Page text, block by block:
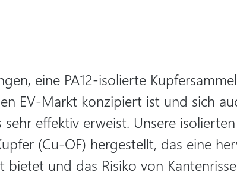
eine PA12-isolierte
EV-Markt konzipiert ist und sich
sehr effektiv erweist. Unsere
(Cu-OF) hergestellt, das eine
bietet und das Risiko von